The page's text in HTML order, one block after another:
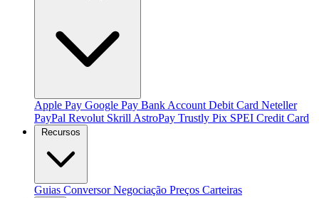
Apple Pay Google Pay Bank Account Debit Card Neteller
PayPal Revolut Skrill AstroPay Trustly Pix SPEI Credit Card
Recursos
Guias ConversorNegociação Preços Carteiras